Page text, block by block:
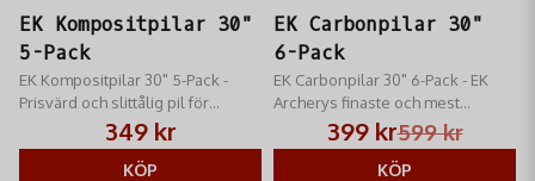
EK Kompositpilar 30"
5-Pack
EK Kompositpilar 30" 5-Pack​​ -
Prisvärd och slittålig pil för
pilbågar med en dragstyrka på
upp till 30 lbs.
349 kr
KÖP
EK Carbonpilar 30"
6-Pack
EK Carbonpilar 30" 6-Pack - EK
Archerys finaste och mest
hållbara pil
599 kr
399 kr
KÖP